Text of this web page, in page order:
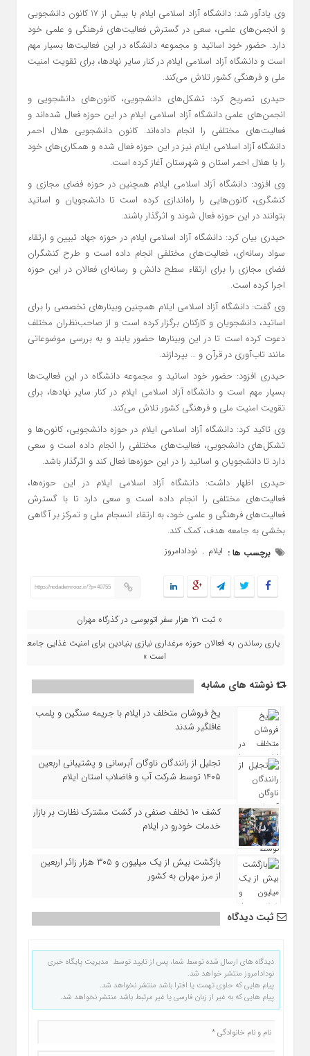
وی یادآور شد: دانشگاه آزاد اسلامی ایلام با بیش از 17 کانون دانشجویی
و انجمن‌های علمی، سعی در گسترش فعالیت‌های فرهنگی و علمی خود
دارد. حضور خود اساتید و مجموعه دانشگاه در این فعالیت‌ها بسیار مهم
است و دانشگاه آزاد اسلامی ایلام در کنار سایر نهادها، برای تقویت امنیت
ملی و فرهنگی کشور تلاش می‌کند.
حیدری تصریح کرد: تشکل‌های دانشجویی، کانون‌های دانشجویی و
انجمن‌های علمی دانشگاه آزاد اسلامی ایلام در این حوزه فعال شده‌اند و
فعالیت‌های مختلفی را انجام داده‌اند. کانون دانشجویی هلال احمر
دانشگاه آزاد اسلامی ایلام نیز در این حوزه فعال شده و همکاری‌های خود
را با هلال احمر استان و شهرستان آغاز کرده است.
وی افزود: دانشگاه آزاد اسلامی ایلام همچنین در حوزه فضای مجازی و
کنشگری، کانون‌هایی را راه‌اندازی کرده است تا دانشجویان و اساتید
بتوانند در این حوزه فعال شوند و اثرگذار باشند.
حیدری بیان کرد: دانشگاه آزاد اسلامی ایلام در حوزه جهاد تبیین و ارتقاء
سواد رسانه‌ای، فعالیت‌های مختلفی انجام داده است و طرح کنشگران
فضای مجازی را برای ارتقاء سطح دانش و رسانه‌ای فعالان در این حوزه
اجرا کرده است.
وی گفت: دانشگاه آزاد اسلامی ایلام همچنین وبینارهای تخصصی را برای
اساتید، دانشجویان و کارکنان برگزار کرده است و از صاحب‌نظران مختلف
دعوت کرده است تا در این وبینارها حضور یابند و به بررسی موضوعاتی
مانند تاب‌آوری در قرآن و … بپردازند.
حیدری افزود: حضور خود اساتید و مجموعه دانشگاه در این فعالیت‌ها
بسیار مهم است و دانشگاه آزاد اسلامی ایلام در کنار سایر نهادها، برای
تقویت امنیت ملی و فرهنگی کشور تلاش می‌کند.
وی تاکید کرد: دانشگاه آزاد اسلامی ایلام در حوزه دانشجویی، کانون‌ها و
تشکل‌های دانشجویی، فعالیت‌های مختلفی را انجام داده است و سعی
دارد تا دانشجویان و اساتید را در این حوزه‌ها فعال کند و اثرگذار باشد.
حیدری اظهار داشت: دانشگاه آزاد اسلامی ایلام در این حوزه‌ها،
فعالیت‌های مختلفی را انجام داده است و سعی دارد تا با گسترش
فعالیت‌های فرهنگی و علمی خود، به ارتقاء انسجام ملی و تمرکز بر آگاهی
بخشی به جامعه هدف، کمک کند.
برچسب ها : ایلام , نودادامروز
https://nodademrooz.ir/?p=40755
« ثبت ۲۱ هزار سفر اتوبوسی در گذرگاه مهران
یاری رساندن به فعالان حوزه مرغداری نیازی بنیادین برای امنیت غذایی جامعه
است »
نوشته های مشابه
یخ‌ فروشان متخلف در ایلام با جریمه سنگین و پلمب
غافلگیر شدند
تجلیل از رانندگان ناوگان آبرسانی و پشتیبانی اربعین
۱۴۰۵ توسط شرکت آب و فاضلاب استان ایلام
کشف ۱۰ تخلف صنفی در گشت مشترک نظارت بر بازار
خدمات خودرو در ایلام
بازگشت بیش از یک میلیون و ۳۰۵ هزار زائر اربعین
از مرز مهران به کشور
ثبت دیدگاه
دیدگاه های ارسال شده توسط شما، پس از تایید توسط مدیریت پایگاه خبری
نودادامروز منتشر خواهد شد.
پیام هایی که حاوی تهمت یا افترا باشد منتشر نخواهد شد.
پیام هایی که به غیر از زبان فارسی یا غیر مرتبط باشد منتشر نخواهد شد.